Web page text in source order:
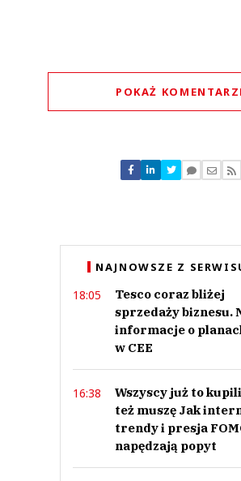
POKAŻ
Nie znaleziono komentarzy
Zostaw swoje
NAJNOWSZE Z
18:05
Tesco coraz bliżej
sprzedaży biznesu.
informacje o
w CEE
16:38
Wszyscy już to
też muszę Jak
trendy i presja
napędzają popyt